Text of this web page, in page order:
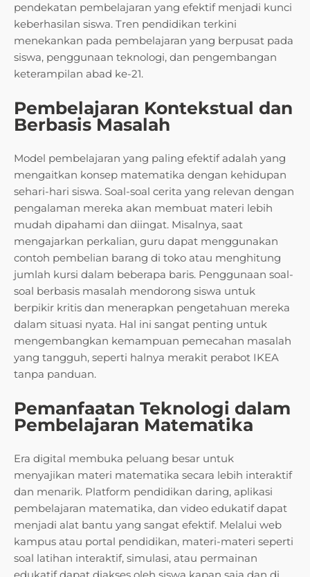
pendekatan pembelajaran yang efektif menjadi kunci
keberhasilan siswa. Tren pendidikan terkini
menekankan pada pembelajaran yang berpusat pada
siswa, penggunaan teknologi, dan pengembangan
keterampilan abad ke-21.
Pembelajaran Kontekstual dan
Berbasis Masalah
Model pembelajaran yang paling efektif adalah yang
mengaitkan konsep matematika dengan kehidupan
sehari-hari siswa. Soal-soal cerita yang relevan dengan
pengalaman mereka akan membuat materi lebih
mudah dipahami dan diingat. Misalnya, saat
mengajarkan perkalian, guru dapat menggunakan
contoh pembelian barang di toko atau menghitung
jumlah kursi dalam beberapa baris. Penggunaan soal-
soal berbasis masalah mendorong siswa untuk
berpikir kritis dan menerapkan pengetahuan mereka
dalam situasi nyata. Hal ini sangat penting untuk
mengembangkan kemampuan pemecahan masalah
yang tangguh, seperti halnya merakit perabot IKEA
tanpa panduan.
Pemanfaatan Teknologi dalam
Pembelajaran Matematika
Era digital membuka peluang besar untuk
menyajikan materi matematika secara lebih interaktif
dan menarik. Platform pendidikan daring, aplikasi
pembelajaran matematika, dan video edukatif dapat
menjadi alat bantu yang sangat efektif. Melalui web
kampus atau portal pendidikan, materi-materi seperti
soal latihan interaktif, simulasi, atau permainan